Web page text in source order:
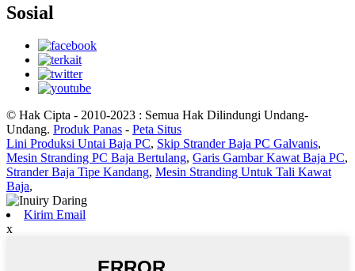
Sosial
© Hak Cipta - 2010-2023 : Semua Hak Dilindungi Undang-
Undang. Produk Panas - Peta Situs
Lini Produksi Untai Baja PC, Skip Strander Baja PC Galvanis,
Mesin Stranding PC Baja Bertulang, Garis Gambar Kawat Baja PC,
Strander Baja Tipe Kandang, Mesin Stranding Untuk Tali Kawat
Baja,
Kirim Email
x